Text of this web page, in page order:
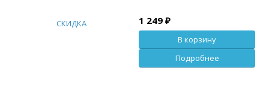
СКИДКА 1 249 ₽
В корзину
Подробнее